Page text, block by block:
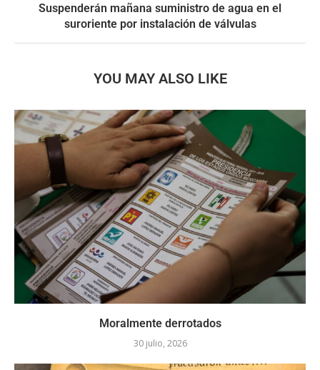
Suspenderán mañana suministro de agua en el
suroriente por instalación de válvulas
YOU MAY ALSO LIKE
Moralmente derrotados
30 julio, 2026